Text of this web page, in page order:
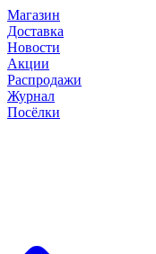
Магазин
Доставка
Новости
Акции
Распродажи
Журнал
Посёлки